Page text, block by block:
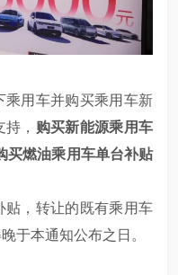
用车并购买乘用车新
， 购买新能源乘用车
买燃油乘用车单台补贴
，转让的既有乘用车
于本通知公布之日。